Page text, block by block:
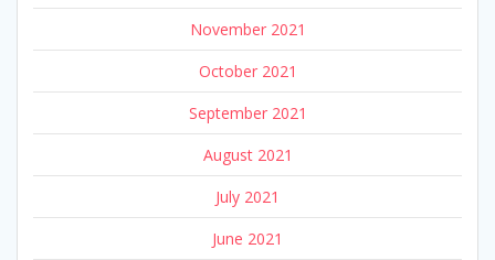
November 2021
October 2021
September 2021
August 2021
July 2021
June 2021